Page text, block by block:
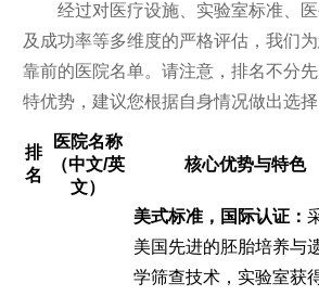
经过对医疗设施、实验室标准、
及成功率等多维度的严格评估，我们
靠前的医院名单。请注意，排名不分
特优势，建议您根据自身情况做出选择
排
名
医院名称
（中文/英
文）
核心优势与特色
美式标准，国际认证：
美国先进的胚胎培养与
学筛查技术，实验室获